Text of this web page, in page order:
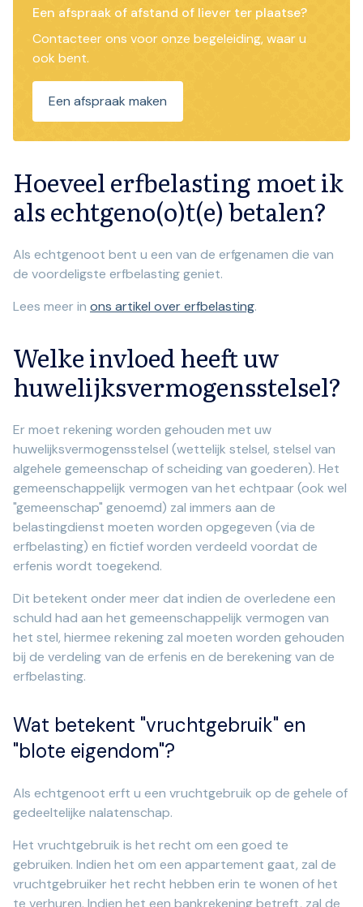
Een afspraak of afstand of liever ter plaatse?
Contacteer ons voor onze begeleiding, waar u
ook bent.
Een afspraak maken
Hoeveel erfbelasting moet ik
als echtgeno(o)t(e) betalen?
Als echtgenoot bent u een van de erfgenamen die van
de voordeligste erfbelasting geniet.
Lees meer in ons artikel over erfbelasting.
Welke invloed heeft uw
huwelijksvermogensstelsel?
Er moet rekening worden gehouden met uw
huwelijksvermogensstelsel (wettelijk stelsel, stelsel van
algehele gemeenschap of scheiding van goederen). Het
gemeenschappelijk vermogen van het echtpaar (ook wel
"gemeenschap" genoemd) zal immers aan de
belastingdienst moeten worden opgegeven (via de
erfbelasting) en fictief worden verdeeld voordat de
erfenis wordt toegekend.
Dit betekent onder meer dat indien de overledene een
schuld had aan het gemeenschappelijk vermogen van
het stel, hiermee rekening zal moeten worden gehouden
bij de verdeling van de erfenis en de berekening van de
erfbelasting.
Wat betekent "vruchtgebruik" en
"blote eigendom"?
Als echtgenoot erft u een vruchtgebruik op de gehele of
gedeeltelijke nalatenschap.
Het vruchtgebruik is het recht om een goed te
gebruiken. Indien het om een appartement gaat, zal de
vruchtgebruiker het recht hebben erin te wonen of het
te verhuren. Indien het een bankrekening betreft, zal de